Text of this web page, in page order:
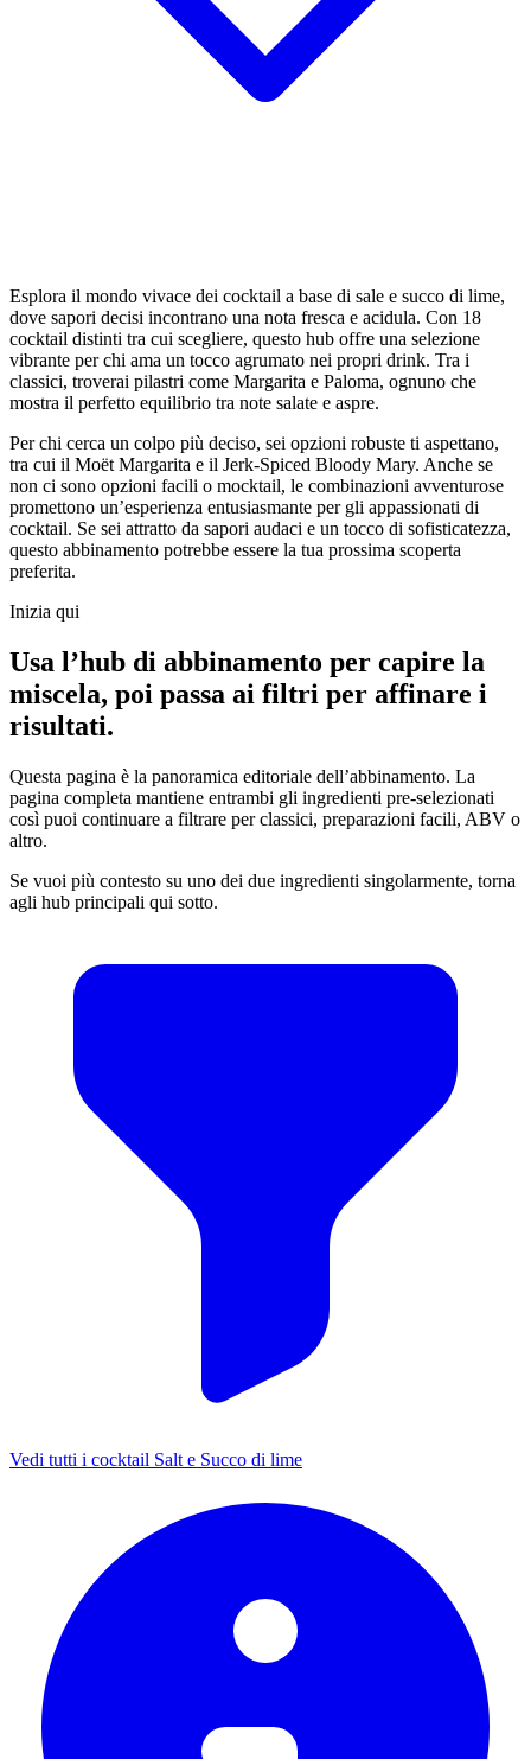
Esplora il mondo vivace dei cocktail a base di sale e succo di lime,
dove sapori decisi incontrano una nota fresca e acidula. Con 18
cocktail distinti tra cui scegliere, questo hub offre una selezione
vibrante per chi ama un tocco agrumato nei propri drink. Tra i
classici, troverai pilastri come Margarita e Paloma, ognuno che
mostra il perfetto equilibrio tra note salate e aspre.
Per chi cerca un colpo più deciso, sei opzioni robuste ti aspettano,
tra cui il Moët Margarita e il Jerk-Spiced Bloody Mary. Anche se
non ci sono opzioni facili o mocktail, le combinazioni avventurose
promettono un’esperienza entusiasmante per gli appassionati di
cocktail. Se sei attratto da sapori audaci e un tocco di sofisticatezza,
questo abbinamento potrebbe essere la tua prossima scoperta
preferita.
Inizia qui
Usa l’hub di abbinamento per capire la
miscela, poi passa ai filtri per affinare i
risultati.
Questa pagina è la panoramica editoriale dell’abbinamento. La
pagina completa mantiene entrambi gli ingredienti pre-selezionati
così puoi continuare a filtrare per classici, preparazioni facili, ABV o
altro.
Se vuoi più contesto su uno dei due ingredienti singolarmente, torna
agli hub principali qui sotto.
Vedi tutti i cocktail Salt e Succo di lime